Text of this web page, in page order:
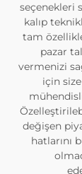
seçenekleri
kalıp
tam
pazar
vermenizi
için
değişen
hatlarını